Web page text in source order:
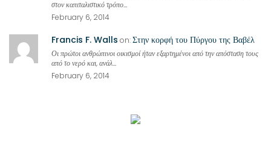
στον καπιταλιστικό τρόπο...
February 6, 2014
Francis F. Walls on:Στην κορφή του Πύργου της Βαβέλ
Οι πρώτοι ανθρώπινοι οικισμοί ήταν εξαρτημένοι από την απόσταση τους
από το νερό και, ανάλ...
February 6, 2014